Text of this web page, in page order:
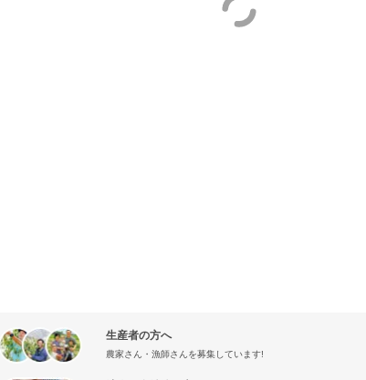
生産者の方へ
農家さん・漁師さんを募集しています!